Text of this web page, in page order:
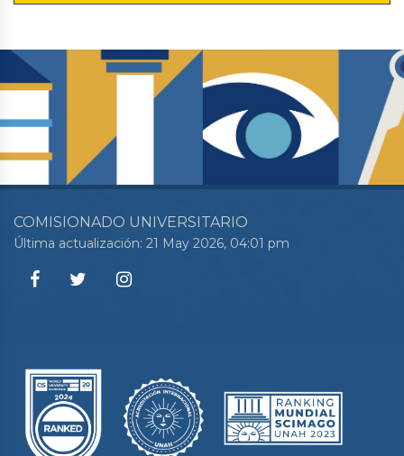
COMISIONADO UNIVERSITARIO
Última actualización: 21 May 2026, 04:01 pm